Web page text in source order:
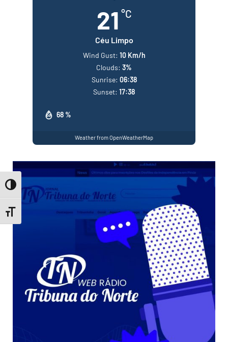
Toggle High Contrast
Toggle Font size
21 °C
Céu Limpo
68 %
Wind Gust: 10 Km/h
Clouds: 3%
Sunrise: 06:38
Sunset: 17:38
Weather from OpenWeatherMap